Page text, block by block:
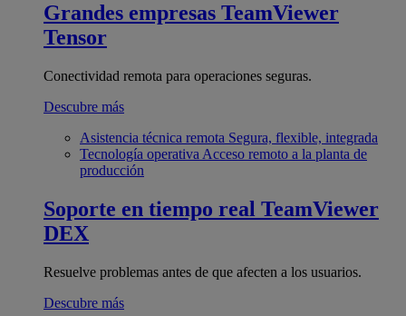
Grandes empresas TeamViewer
Tensor
Conectividad remota para operaciones seguras.
Descubre más
Asistencia técnica remota Segura, flexible, integrada
Tecnología operativa Acceso remoto a la planta de
producción
Soporte en tiempo real TeamViewer
DEX
Resuelve problemas antes de que afecten a los usuarios.
Descubre más